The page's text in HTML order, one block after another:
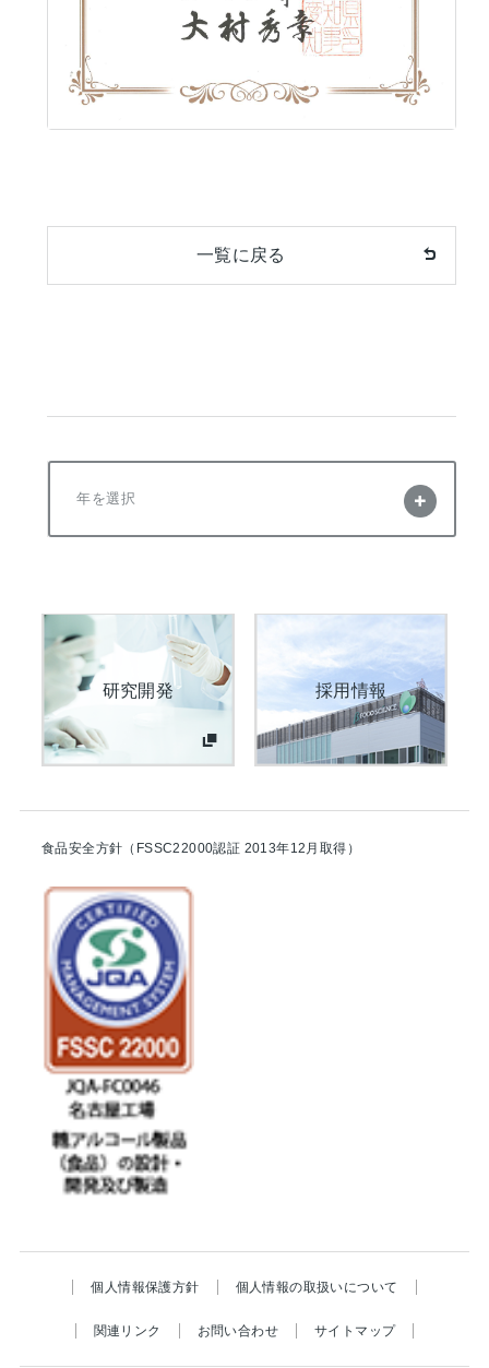
一覧に戻る
年を選択
研究開発 採用情報
食品安全方針（FSSC22000認証 2013年12月取得）
個人情報保護方針 個人情報の取扱いについて
関連リンク お問い合わせ サイトマップ